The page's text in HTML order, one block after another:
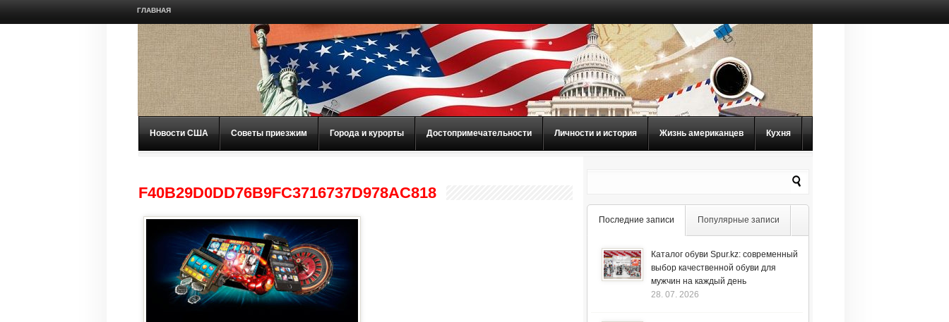
ГЛАВНАЯ
Новости США Советы приезжим Города и курорты Достопримечательности Личности и история Жизнь американцев Кухня
F40B29D0DD76B9FC3716737D978AC818
Последние записи Популярные записи
Каталог обуви Spur.kz: современный
выбор качественной обуви для
мужчин на каждый день
28. 07. 2026